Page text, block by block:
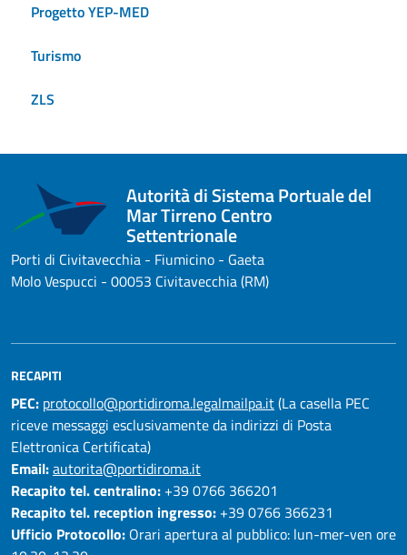
Progetto YEP-MED
Turismo
ZLS
Autorità di Sistema Portuale del
Mar Tirreno Centro
Settentrionale
Porti di Civitavecchia - Fiumicino - Gaeta
Molo Vespucci - 00053 Civitavecchia (RM)
RECAPITI
PEC: protocollo@portidiroma.legalmailpa.it(La casella PEC
riceve messaggi esclusivamente da indirizzi di Posta
Elettronica Certificata)
Email:autorita@portidiroma.it
Recapito tel. centralino: +39 0766 366201
Recapito tel. reception ingresso: +39 0766 366231
Ufficio Protocollo: Orari apertura al pubblico: lun-mer-ven ore